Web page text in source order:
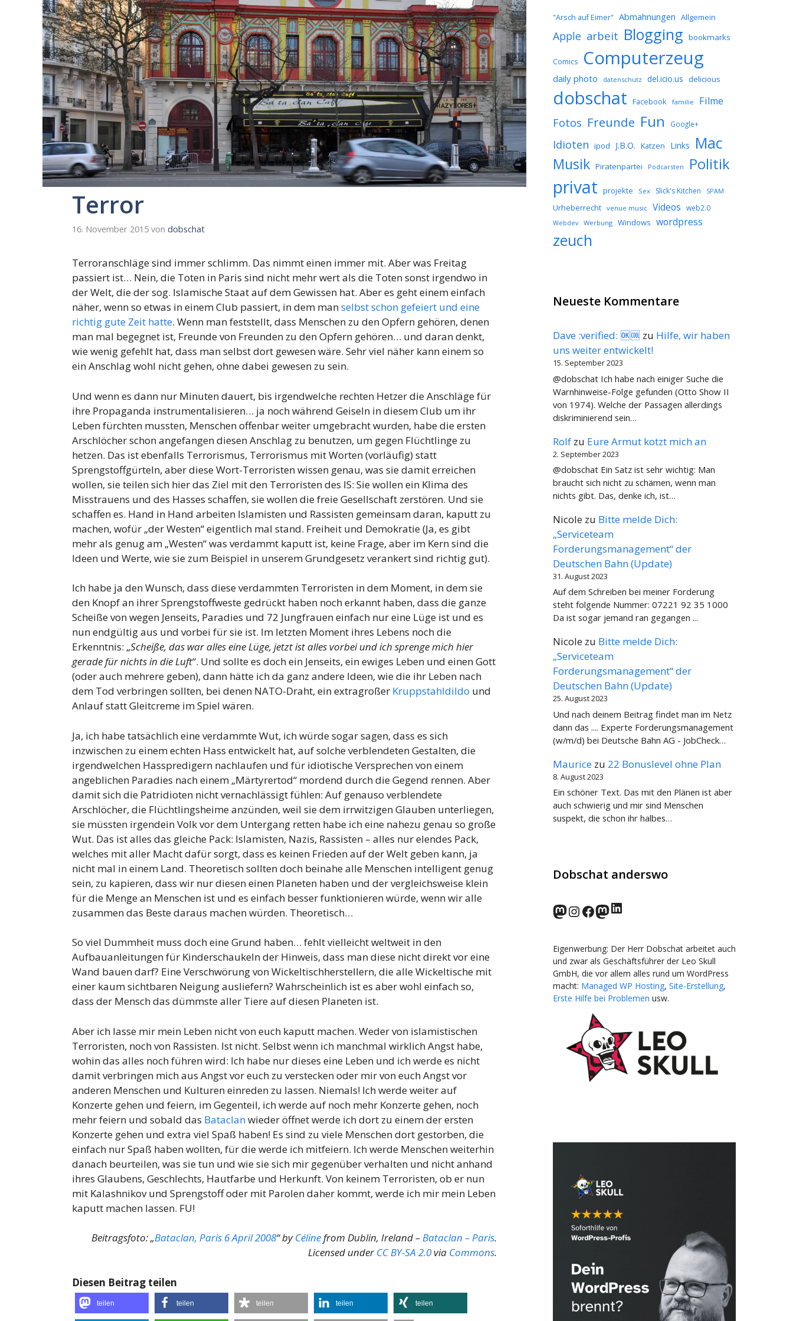
Terror
16. November 2015 von dobschat
Terroranschläge sind immer schlimm. Das nimmt einen immer mit. Aber was Freitag
passiert ist… Nein, die Toten in Paris sind nicht mehr wert als die Toten sonst irgendwo in
der Welt, die der sog. Islamische Staat auf dem Gewissen hat. Aber es geht einem einfach
näher, wenn so etwas in einem Club passiert, in dem manselbst schon gefeiert und eine
richtig gute Zeit hatte. Wenn man feststellt, dass Menschen zu den Opfern gehören, denen
man mal begegnet ist, Freunde von Freunden zu den Opfern gehören… und daran denkt,
wie wenig gefehlt hat, dass man selbst dort gewesen wäre. Sehr viel näher kann einem so
ein Anschlag wohl nicht gehen, ohne dabei gewesen zu sein.
Und wenn es dann nur Minuten dauert, bis irgendwelche rechten Hetzer die Anschläge für
ihre Propaganda instrumentalisieren… ja noch während Geiseln in diesem Club um ihr
Leben fürchten mussten, Menschen offenbar weiter umgebracht wurden, habe die ersten
Arschlöcher schon angefangen diesen Anschlag zu benutzen, um gegen Flüchtlinge zu
hetzen. Das ist ebenfalls Terrorismus, Terrorismus mit Worten (vorläufig) statt
Sprengstoffgürteln, aber diese Wort-Terroristen wissen genau, was sie damit erreichen
wollen, sie teilen sich hier das Ziel mit den Terroristen des IS: Sie wollen ein Klima des
Misstrauens und des Hasses schaffen, sie wollen die freie Gesellschaft zerstören. Und sie
schaffen es. Hand in Hand arbeiten Islamisten und Rassisten gemeinsam daran, kaputt zu
machen, wofür „der Westen“ eigentlich mal stand. Freiheit und Demokratie (Ja, es gibt
mehr als genug am „Westen“ was verdammt kaputt ist, keine Frage, aber im Kern sind die
Ideen und Werte, wie sie zum Beispiel in unserem Grundgesetz verankert sind richtig gut).
Ich habe ja den Wunsch, dass diese verdammten Terroristen in dem Moment, in dem sie
den Knopf an ihrer Sprengstoffweste gedrückt haben noch erkannt haben, dass die ganze
Scheiße von wegen Jenseits, Paradies und 72 Jungfrauen einfach nur eine Lüge ist und es
nun endgültig aus und vorbei für sie ist. Im letzten Moment ihres Lebens noch die
Erkenntnis: „Scheiße, das war alles eine Lüge, jetzt ist alles vorbei und ich sprenge mich hier
gerade für nichts in die Luft“. Und sollte es doch ein Jenseits, ein ewiges Leben und einen Gott
(oder auch mehrere geben), dann hätte ich da ganz andere Ideen, wie die ihr Leben nach
dem Tod verbringen sollten, bei denen NATO-Draht, ein extragroßer Kruppstahldildo und
Anlauf statt Gleitcreme im Spiel wären.
Ja, ich habe tatsächlich eine verdammte Wut, ich würde sogar sagen, dass es sich
inzwischen zu einem echten Hass entwickelt hat, auf solche verblendeten Gestalten, die
irgendwelchen Hasspredigern nachlaufen und für idiotische Versprechen von einem
angeblichen Paradies nach einem „Märtyrertod“ mordend durch die Gegend rennen. Aber
damit sich die Patridioten nicht vernachlässigt fühlen: Auf genauso verblendete
Arschlöcher, die Flüchtlingsheime anzünden, weil sie dem irrwitzigen Glauben unterliegen,
sie müssten irgendein Volk vor dem Untergang retten habe ich eine nahezu genau so große
Wut. Das ist alles das gleiche Pack: Islamisten, Nazis, Rassisten – alles nur elendes Pack,
welches mit aller Macht dafür sorgt, dass es keinen Frieden auf der Welt geben kann, ja
nicht mal in einem Land. Theoretisch sollten doch beinahe alle Menschen intelligent genug
sein, zu kapieren, dass wir nur diesen einen Planeten haben und der vergleichsweise klein
für die Menge an Menschen ist und es einfach besser funktionieren würde, wenn wir alle
zusammen das Beste daraus machen würden. Theoretisch…
So viel Dummheit muss doch eine Grund haben… fehlt vielleicht weltweit in den
Aufbauanleitungen für Kinderschaukeln der Hinweis, dass man diese nicht direkt vor eine
Wand bauen darf? Eine Verschwörung von Wickeltischherstellern, die alle Wickeltische mit
einer kaum sichtbaren Neigung ausliefern? Wahrscheinlich ist es aber wohl einfach so,
dass der Mensch das dümmste aller Tiere auf diesen Planeten ist.
Aber ich lasse mir mein Leben nicht von euch kaputt machen. Weder von islamistischen
Terroristen, noch von Rassisten. Ist nicht. Selbst wenn ich manchmal wirklich Angst habe,
wohin das alles noch führen wird: Ich habe nur dieses eine Leben und ich werde es nicht
damit verbringen mich aus Angst vor euch zu verstecken oder mir von euch Angst vor
anderen Menschen und Kulturen einreden zu lassen. Niemals! Ich werde weiter auf
Konzerte gehen und feiern, im Gegenteil, ich werde auf noch mehr Konzerte gehen, noch
mehr feiern und sobald das Bataclanwieder öffnet werde ich dort zu einem der ersten
Konzerte gehen und extra viel Spaß haben! Es sind zu viele Menschen dort gestorben, die
einfach nur Spaß haben wollten, für die werde ich mitfeiern. Ich werde Menschen weiterhin
danach beurteilen, was sie tun und wie sie sich mir gegenüber verhalten und nicht anhand
ihres Glaubens, Geschlechts, Hautfarbe und Herkunft. Von keinem Terroristen, ob er nun
mit Kalashnikov und Sprengstoff oder mit Parolen daher kommt, werde ich mir mein Leben
kaputt machen lassen. FU!
Beitragsfoto: „Bataclan, Paris 6 April 2008“ byCélinefrom Dublin, Ireland –Bataclan – Paris.
Licensed underCC BY-SA 2.0via Commons.
Diesen Beitrag teilen
teilen teilen teilen teilen teilen
"Arsch auf Eimer" Abmahnungen Allgemein
Apple arbeit Blogging bookmarks
Comics Computerzeug
daily photo datenschutz del.icio.us delicious
dobschat Facebook familie Filme
Fotos Freunde Fun Google+
Idioten ipod J.B.O. Katzen Links Mac
Musik Piratenpartei Podcarsten Politik
privat projekte Sex Slick's Kitchen SPAM
Urheberrecht venue music Videos web2.0
Webdev Werbung Windows wordpress
zeuch
Neueste Kommentare
Dave :verified: 🆗🆒 zu Hilfe, wir haben
uns weiter entwickelt!
15. September 2023
@dobschat Ich habe nach einiger Suche die
Warnhinweise-Folge gefunden (Otto Show II
von 1974). Welche der Passagen allerdings
diskriminierend sein…
Rolf zu Eure Armut kotzt mich an
2. September 2023
@dobschat Ein Satz ist sehr wichtig: Man
braucht sich nicht zu schämen, wenn man
nichts gibt. Das, denke ich, ist…
Nicole zu Bitte melde Dich:
„Serviceteam
Forderungsmanagement“ der
Deutschen Bahn (Update)
31. August 2023
Auf dem Schreiben bei meiner Forderung
steht folgende Nummer: 07221 92 35 1000
Da ist sogar jemand ran gegangen ...
Nicole zu Bitte melde Dich:
„Serviceteam
Forderungsmanagement“ der
Deutschen Bahn (Update)
25. August 2023
Und nach deinem Beitrag findet man im Netz
dann das .... Experte Forderungsmanagement
(w/m/d) bei Deutsche Bahn AG - JobCheck…
Maurice zu 22 Bonuslevel ohne Plan
8. August 2023
Ein schöner Text. Das mit den Plänen ist aber
auch schwierig und mir sind Menschen
suspekt, die schon ihr halbes…
Dobschat anderswo
norden.social
Instagram
Facebook
wp-punks.social
LinkedIn
Eigenwerbung: Der Herr Dobschat arbeitet auch
und zwar als Geschäftsführer der Leo Skull
GmbH, die vor allem alles rund um WordPress
macht: Managed WP Hosting, Site-Erstellung,
Erste Hilfe bei Problemen usw.